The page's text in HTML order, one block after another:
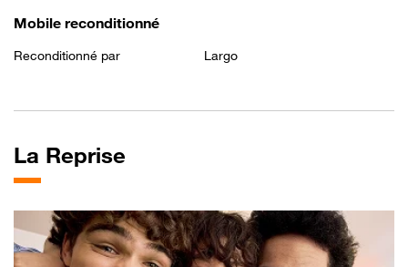
Mobile reconditionné
Reconditionné par Largo
La Reprise